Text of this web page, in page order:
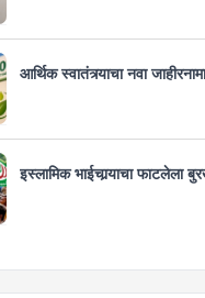
आर्थिक स्वातंत्र्याचा नवा जाहीरनामा
इस्लामिक भाईचार्‍याचा फाटलेला